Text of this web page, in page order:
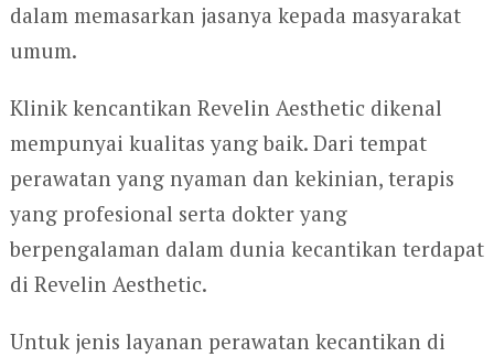
dalam memasarkan jasanya kepada masyarakat
umum.
Klinik kencantikan Revelin Aesthetic dikenal
mempunyai kualitas yang baik. Dari tempat
perawatan yang nyaman dan kekinian, terapis
yang profesional serta dokter yang
berpengalaman dalam dunia kecantikan terdapat
di Revelin Aesthetic.
Untuk jenis layanan perawatan kecantikan di